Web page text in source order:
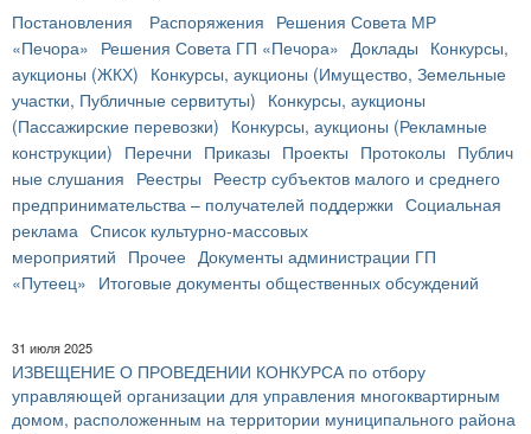
Постановления Распоряжения Решения Совета МР
«Печора» Решения Совета ГП «Печора» Доклады Конкурсы,
аукционы (ЖКХ) Конкурсы, аукционы (Имущество, Земельные
участки, Публичные сервитуты) Конкурсы, аукционы
(Пассажирские перевозки) Конкурсы, аукционы (Рекламные
конструкции) Перечни Приказы Проекты Протоколы Публич
ные слушания Реестры Реестр субъектов малого и среднего
предпринимательства – получателей поддержки Социальная
реклама Список культурно-массовых
мероприятий Прочее Документы администрации ГП
«Путеец» Итоговые документы общественных обсуждений
31 июля 2025
ИЗВЕЩЕНИЕ О ПРОВЕДЕНИИ КОНКУРСА по отбору
управляющей организации для управления многоквартирным
домом, расположенным на территории муниципального района